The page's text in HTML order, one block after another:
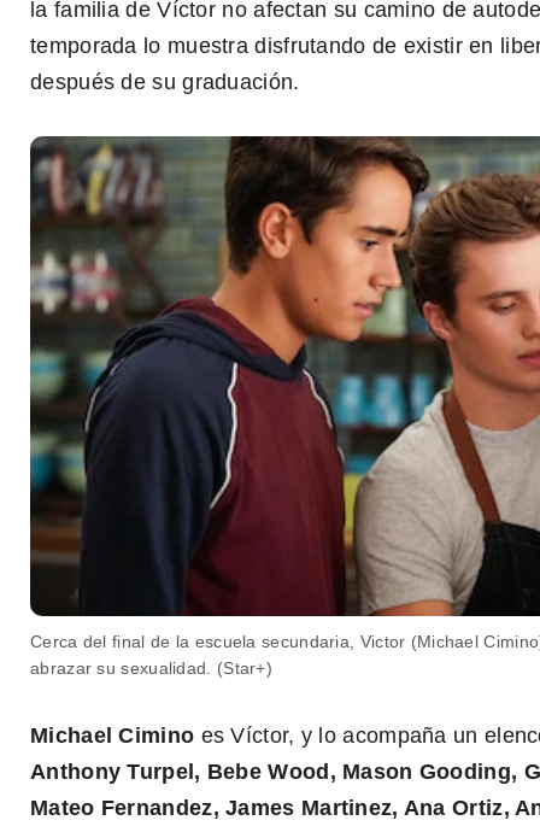
0
seconds
of
0
secondsVolume
0%
la familia de Víctor no afectan su camino de
temporada lo muestra disfrutando de existir en
después de su graduación.
Cerca del final de la escuela secundaria, Victor (Michael
abrazar su sexualidad. (Star+)
Michael Cimino es Víctor, y lo acompaña un
Anthony Turpel, Bebe Wood, Mason Gooding,
Mateo Fernandez, James Martinez, Ana Ortiz,